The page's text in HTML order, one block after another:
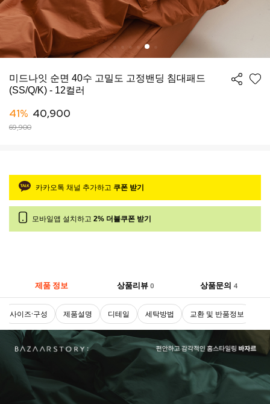
미드나잇 순면 40수 고밀도 고정밴딩 침대패드
(SS/Q/K) - 12컬러
41% 40,900
69,900
카카오톡 채널 추가하고 쿠폰 받기
모바일앱 설치하고 2% 더블쿠폰 받기
제품 정보 상품리뷰 0 상품문의 4
사이즈·구성 제품설명 디테일 세탁방법 교환 및 반품정보